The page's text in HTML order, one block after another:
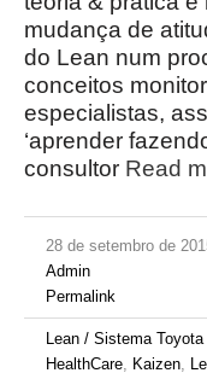
mudança de
do Lean num
conceitos
especialistas,
‘aprender
consultor Read
28 de setembro de
Admin
Permalink
Lean / Sistema
HealthCare, Kaizen,